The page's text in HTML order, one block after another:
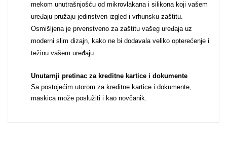
mekom unutrašnjošću od mikrovlakana i silikona koji vašem
uređaju pružaju jedinstven izgled i vrhunsku zaštitu.
Osmišljena je prvenstveno za zaštitu vašeg uređaja uz
moderni slim dizajn, kako ne bi dodavala veliko opterećenje i
težinu vašem uređaju.
Unutarnji pretinac za kreditne kartice i dokumente
Sa postojećim utorom za kreditne kartice i dokumente,
maskica može poslužiti i kao novčanik.
Monogrami Dječji motivi